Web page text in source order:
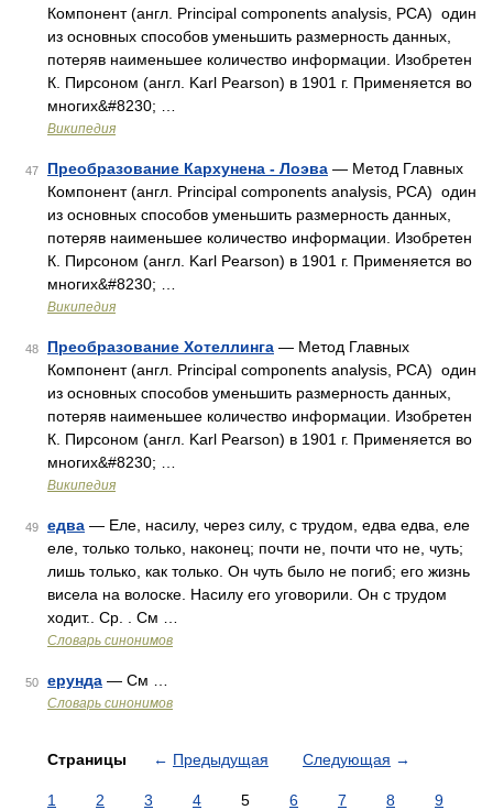
Компонент (англ. Principal components analysis, PCA) один
из основных способов уменьшить размерность данных,
потеряв наименьшее количество информации. Изобретен
К. Пирсоном (англ. Karl Pearson) в 1901 г. Применяется во
многих&#8230; …
Википедия
47 Преобразование Кархунена - Лоэва — Метод Главных
Компонент (англ. Principal components analysis, PCA) один
из основных способов уменьшить размерность данных,
потеряв наименьшее количество информации. Изобретен
К. Пирсоном (англ. Karl Pearson) в 1901 г. Применяется во
многих&#8230; …
Википедия
48 Преобразование Хотеллинга — Метод Главных
Компонент (англ. Principal components analysis, PCA) один
из основных способов уменьшить размерность данных,
потеряв наименьшее количество информации. Изобретен
К. Пирсоном (англ. Karl Pearson) в 1901 г. Применяется во
многих&#8230; …
Википедия
49 едва — Еле, насилу, через силу, с трудом, едва едва, еле
еле, только только, наконец; почти не, почти что не, чуть;
лишь только, как только. Он чуть было не погиб; его жизнь
висела на волоске. Насилу его уговорили. Он с трудом
ходит.. Ср. . См …
Словарь синонимов
50 ерунда — См …
Словарь синонимов
Страницы ← Предыдущая Следующая →
1 2 3 4 5 6 7 8
9